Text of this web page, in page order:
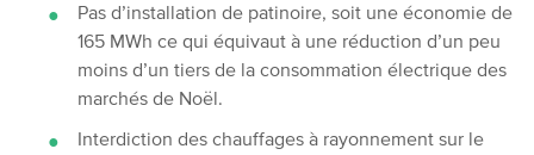
Pas d’installation de patinoire, soit une économie de
165 MWh ce qui équivaut à une réduction d’un peu
moins d’un tiers de la consommation électrique des
marchés de Noël.
Interdiction des chauffages à rayonnement sur le